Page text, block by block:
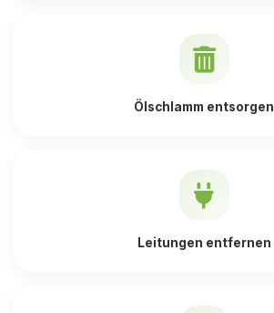
Ölschlamm entsorgen
Leitungen entfernen